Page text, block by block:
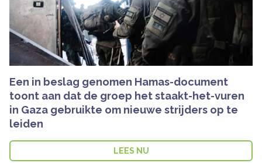
Een in beslag genomen Hamas-document
toont aan dat de groep het staakt-het-vuren
in Gaza gebruikte om nieuwe strijders op te
leiden
LEES NU